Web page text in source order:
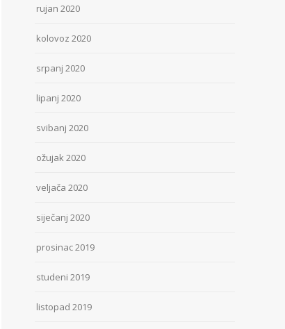
rujan 2020
kolovoz 2020
srpanj 2020
lipanj 2020
svibanj 2020
ožujak 2020
veljača 2020
siječanj 2020
prosinac 2019
studeni 2019
listopad 2019